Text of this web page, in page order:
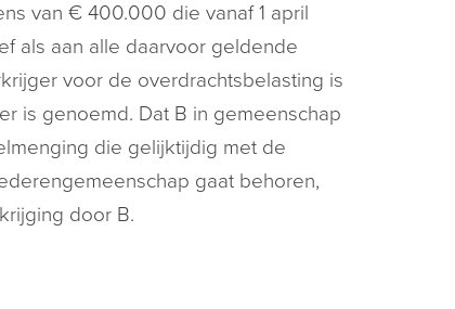
van € 400.000 die vanaf 1 april
als aan alle daarvoor geldende
voor de overdrachtsbelasting is
is genoemd. Dat B in gemeenschap
die gelijktijdig met de
gaat behoren,
door B.